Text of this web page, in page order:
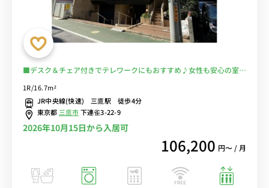
■デスク＆チェア付きでテレワークにもおすすめ♪女性も安心の室内
駅」徒歩4分/東京・新宿まで乗換なしでアクセス/飲食店も多数あり/
三鷹の森ジブリ美術館もすぐ近く■選べるWi-Fi格安レンタル中！
1R/16.7m²
JR中央線(快速) 三鷹駅 徒歩4分
東京都 三鷹市下連雀3-22-9
2026年10月15日から入居可
106,200 円〜 / 月